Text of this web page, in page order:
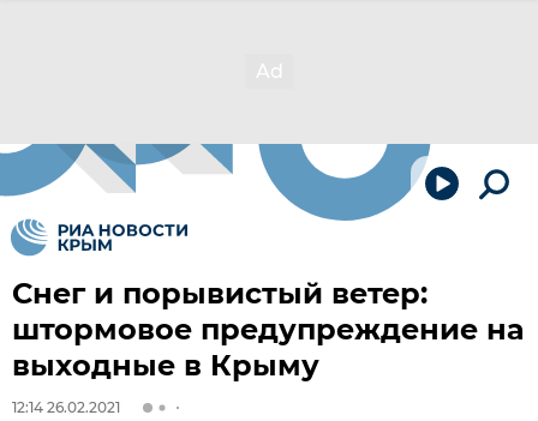
Снег и порывистый ветер:
штормовое предупреждение на
выходные в Крыму
12:14 26.02.2021